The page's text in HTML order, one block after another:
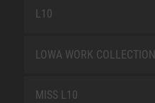
L10
LOWA WORK COLLECTION
MISS L10